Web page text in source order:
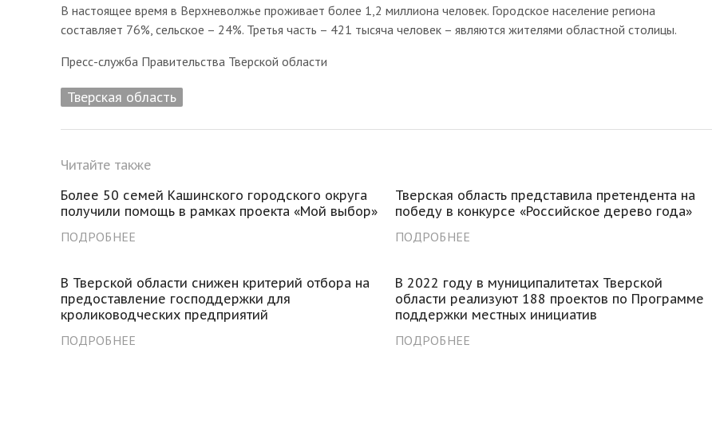
В настоящее время в Верхневолжье проживает более 1,2 миллиона человек. Городское население региона
составляет 76%, сельское – 24%. Третья часть – 421 тысяча человек – являются жителями областной столицы.
Пресс-служба Правительства Тверской области
Тверская область
Читайте также
Более 50 семей Кашинского городского округа
получили помощь в рамках проекта «Мой выбор»
ПОДРОБНЕЕ
Тверская область представила претендента на
победу в конкурсе «Российское дерево года»
ПОДРОБНЕЕ
В Тверской области снижен критерий отбора на
предоставление господдержки для
кролиководческих предприятий
ПОДРОБНЕЕ
В 2022 году в муниципалитетах Тверской
области реализуют 188 проектов по Программе
поддержки местных инициатив
ПОДРОБНЕЕ